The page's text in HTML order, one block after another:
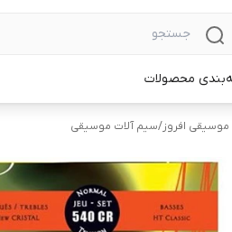
محصولات
موسیقی افروز/سیم آلات موسیقی